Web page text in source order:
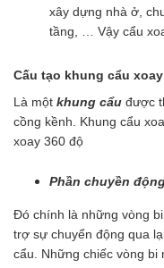
xây dựng nhà ở,
tầng, … Vậy cẩu
Cấu tạo khung cẩu
Là một khung cẩu được
cồng kềnh. Khung cẩu
xoay 360 độ
Phần chuyền
Đó chính là những vòng
trợ sự chuyển động qua
cẩu. Những chiếc vòng